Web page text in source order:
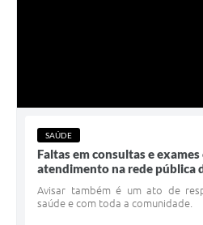
SAÚDE
Faltas em consultas e
atendimento na rede pública
Avisar também é um ato de
saúde e com toda a comunidade.